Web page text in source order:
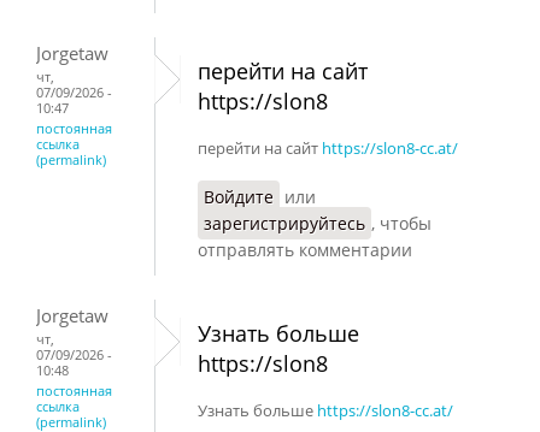
Jorgetaw
чт,
07/09/2026 -
10:47
постоянная
ссылка
(permalink)
перейти на сайт
https://slon8
перейти на сайт https://slon8-cc.at/
Войдите или
зарегистрируйтесь , чтобы
отправлять комментарии
Jorgetaw
чт,
07/09/2026 -
10:48
постоянная
ссылка
(permalink)
Узнать больше
https://slon8
Узнать больше https://slon8-cc.at/